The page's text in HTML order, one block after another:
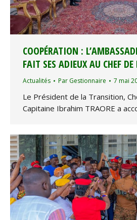
COOPÉRATION :
FAIT SES ADIEUX AU CHEF DE
Actualités Par Gestionnaire 7 mai
Le Président de la Transition,
Capitaine Ibrahim TRAORE a